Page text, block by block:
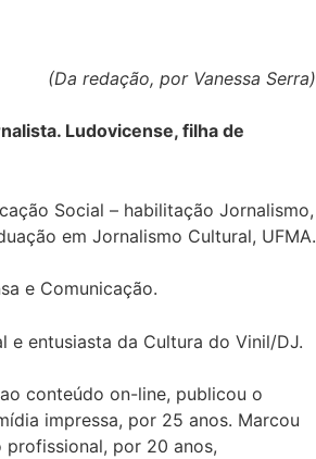
(Da redação, por Vanessa Serra)
Ludovicense, filha de
Social – habilitação Jornalismo,
em Jornalismo Cultural, UFMA.
e Comunicação.
e entusiasta da Cultura do Vinil/DJ.
conteúdo on-line, publicou o
impressa, por 25 anos. Marcou
profissional, por 20 anos,